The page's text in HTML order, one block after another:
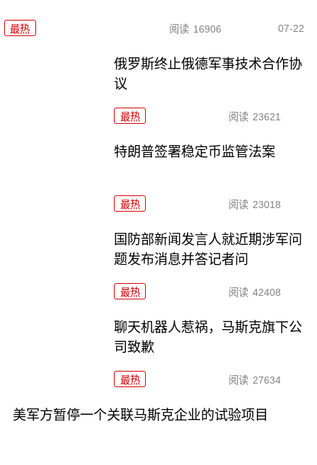
最热 阅读 16906 07-22
俄罗斯终止俄德军事技术合作协
议
最热 阅读 23621
特朗普签署稳定币监管法案
最热 阅读 23018
国防部新闻发言人就近期涉军问
题发布消息并答记者问
最热 阅读 42408
聊天机器人惹祸，马斯克旗下公
司致歉
最热 阅读 27634
美军方暂停一个关联马斯克企业的试验项目